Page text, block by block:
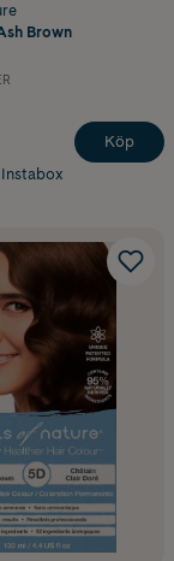
Brown
Köp